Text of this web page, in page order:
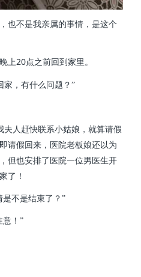
也不是我亲属的事情，是这个
上20点之前回到家里。
家，有什么问题？”
夫人赶快联系小姑娘，就算请假
请假回来，医院老板娘还以为
但也安排了医院一位男医生开
了！
是不是结束了？”
意！”